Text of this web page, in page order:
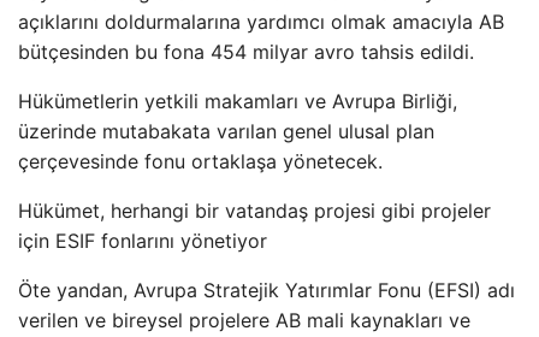
açıklarını doldurmalarına yardımcı olmak amacıyla AB
bütçesinden bu fona 454 milyar avro tahsis edildi.
Hükümetlerin yetkili makamları ve Avrupa Birliği,
üzerinde mutabakata varılan genel ulusal plan
çerçevesinde fonu ortaklaşa yönetecek.
Hükümet, herhangi bir vatandaş projesi gibi projeler
için ESIF fonlarını yönetiyor
Öte yandan, Avrupa Stratejik Yatırımlar Fonu (EFSI) adı
verilen ve bireysel projelere AB mali kaynakları ve